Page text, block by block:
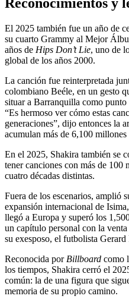
Reconocimientos y
El 2025 también fue un año de
su cuarto Grammy al Mejor
años de Hips Don’t Lie, uno de
global de los años 2000.
La canción fue reinterpretada
colombiano Beéle, en un gesto
situar a Barranquilla como
“Es hermoso ver cómo estas
generaciones”, dijo entonces la
acumulan más de 6,100
En el 2025, Shakira también se
tener canciones con más de 100
cuatro décadas distintas.
Fuera de los escenarios, amplió
expansión internacional de
llegó a Europa y superó los
un capítulo personal con la
su exesposo, el futbolista
Reconocida por Billboard como
los tiempos, Shakira cerró el
común: la de una figura que
memoria de su propio camino.